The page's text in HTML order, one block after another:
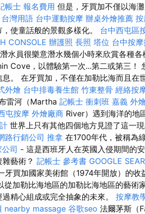
帳士 報名費用 但是，牙買加不僅以海
灣用語 台中運動按摩 辦桌外燴推薦
使童話般的景觀多樣化。 台中西屯區
CONSOLE 辦護照 長照 塔位 台中按
水員很樂意潛水幾個小時來欣賞各種各
Cove，以體驗第一次...第二或第三！
。 在牙買加，不僅在加勒比海而且在
外燴 台中排毒養生館 竹東整骨 經絡按
雷河（Martha 記帳士 衝刺班 嘉義 外燴
屯按摩 外燴廠商 River）遇到海洋的地
世界上只有其他四個地方見證了這一
路行銷公司 推拿 在1700年代，被稱為
司 - 這是西班牙人在英國入侵期間的
藝術？ 記帳士 參考書 GOOGLE
買加國家美術館（1974年開放）的收
從加勒比海地區的加勒比海地區的藝術
精心組成或完全抽象的未來。 按摩教
nearby massage 谷歌seo 法爾茅斯（